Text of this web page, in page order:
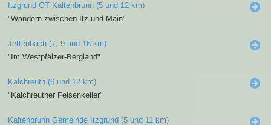
Itzgrund OT Kaltenbrunn (5 und 12 km)
"Wandern zwischen Itz und Main"
Jettenbach (7, 9 und 16 km)
"Im Westpfälzer-Bergland"
Kalchreuth (6 und 12 km)
"Kalchreuther Felsenkeller"
Kaltenbrunn Gemeinde Itzgrund (5 und 11 km)